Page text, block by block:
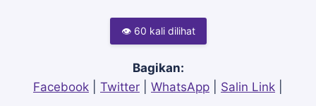
👁 60 kali dilihat
Bagikan:
Facebook
Twitter WhatsApp Salin Link